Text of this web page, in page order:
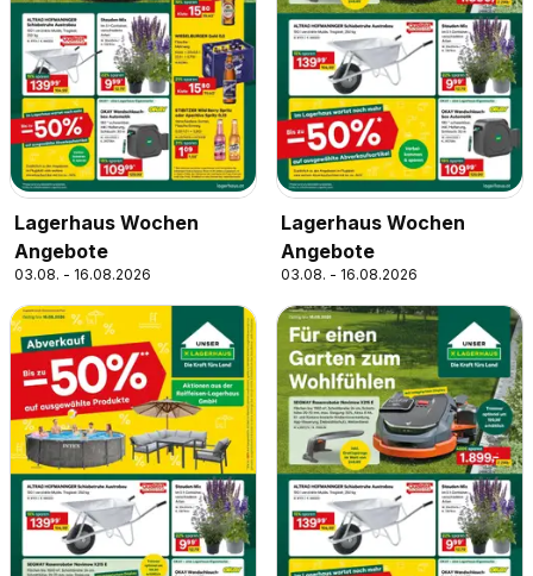
Lagerhaus Wochen
Angebote
03.08. - 16.08.2026
Lagerhaus Wochen
Angebote
03.08. - 16.08.2026